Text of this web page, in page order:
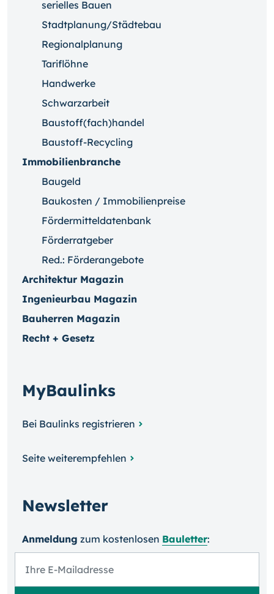
serielles Bauen
Stadtplanung/Städtebau
Regionalplanung
Tariflöhne
Handwerke
Schwarzarbeit
Baustoff(fach)handel
Baustoff-Recycling
Immobilienbranche
Baugeld
Baukosten / Immobilienpreise
Fördermitteldatenbank
Förderratgeber
Red.: Förderangebote
Architektur Magazin
Ingenieurbau Magazin
Bauherren Magazin
Recht + Gesetz
MyBaulinks
Bei Baulinks registrieren
Seite weiterempfehlen
Newsletter
Anmeldung zum kosten­losen Bauletter: